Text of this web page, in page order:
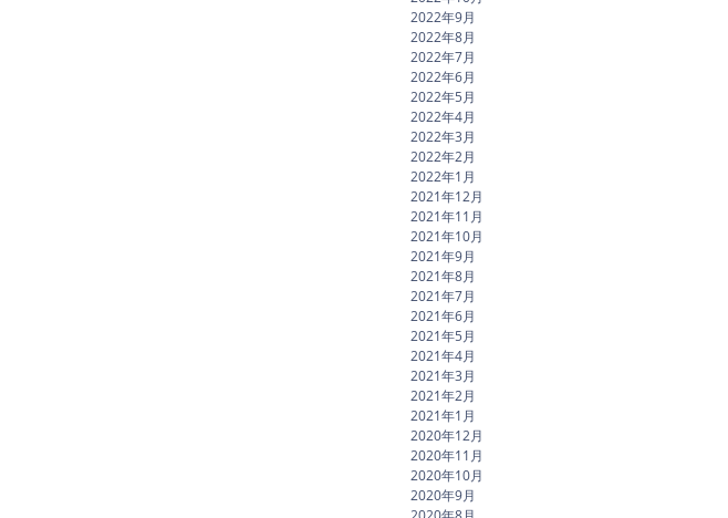
2022年9月
2022年8月
2022年7月
2022年6月
2022年5月
2022年4月
2022年3月
2022年2月
2022年1月
2021年12月
2021年11月
2021年10月
2021年9月
2021年8月
2021年7月
2021年6月
2021年5月
2021年4月
2021年3月
2021年2月
2021年1月
2020年12月
2020年11月
2020年10月
2020年9月